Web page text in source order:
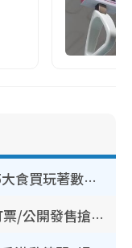
【8月生日優惠2026】全港85大食買玩著數攻略 自助餐/火鍋放題同行免費＋誠品/DONKI送現金券
人夫集團｜Klook套票/優先訂票/公開發售搶飛攻略！附票價.購票連結.場地座位表